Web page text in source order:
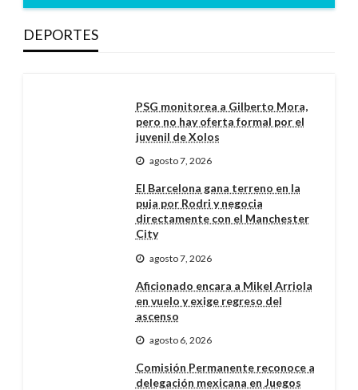
DEPORTES
PSG monitorea a Gilberto Mora,
pero no hay oferta formal por el
juvenil de Xolos
agosto 7, 2026
El Barcelona gana terreno en la
puja por Rodri y negocia
directamente con el Manchester
City
agosto 7, 2026
Aficionado encara a Mikel Arriola
en vuelo y exige regreso del
ascenso
agosto 6, 2026
Comisión Permanente reconoce a
delegación mexicana en Juegos